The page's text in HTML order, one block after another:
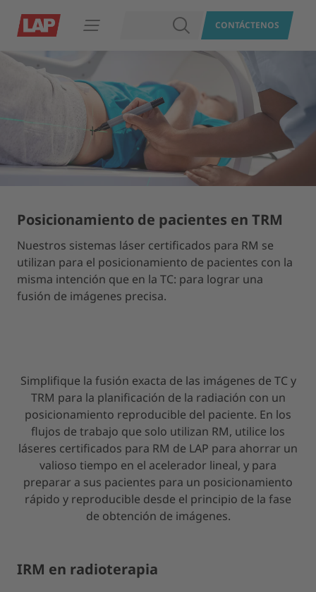
Abrir navegación BUSCARCONTÁCTENOS
Posicionamiento de pacientes en TRM
Nuestros sistemas láser certificados para RM se
utilizan para el posicionamiento de pacientes con la
misma intención que en la TC: para lograr una
fusión de imágenes precisa.
Simplifique la fusión exacta de las imágenes de TC y
TRM para la planificación de la radiación con un
posicionamiento reproducible del paciente. En los
flujos de trabajo que solo utilizan RM, utilice los
láseres certificados para RM de LAP para ahorrar un
valioso tiempo en el acelerador lineal, y para
preparar a sus pacientes para un posicionamiento
rápido y reproducible desde el principio de la fase
de obtención de imágenes.
IRM en radioterapia